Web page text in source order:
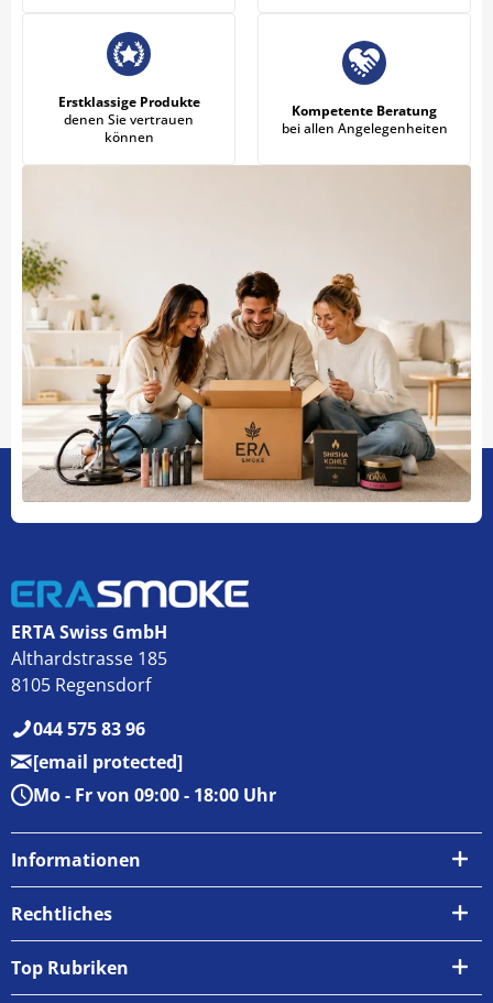
Erstklassige Produkte
denen Sie vertrauen
können
Kompetente Beratung
bei allen Angelegenheiten
ERTA Swiss GmbH
Althardstrasse 185
8105 Regensdorf
044 575 83 96
[email protected]
Mo - Fr von 09:00 - 18:00 Uhr
Informationen
Über uns
Zahlungsarten
Rechtliches
AGB
Top Rubriken